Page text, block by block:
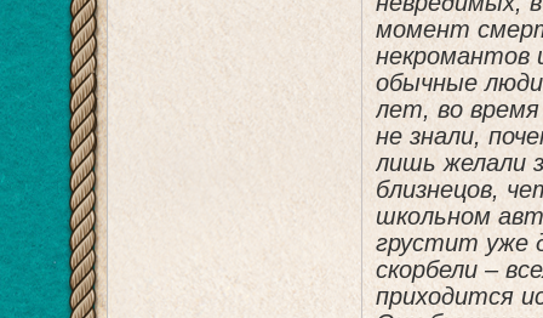
момент
некромантов
обычные
лет, во
не знали,
лишь желали
близнецов,
школьном
грустит уже
скорбели –
приходится